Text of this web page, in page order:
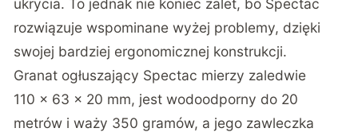
rozwiązuje wspominane wyżej problemy, dzięki
swojej bardziej ergonomicznej konstrukcji.
Granat ogłuszający Spectac mierzy zaledwie
110 × 63 × 20 mm, jest wodoodporny do 20
metrów i waży 350 gramów, a jego zawleczka